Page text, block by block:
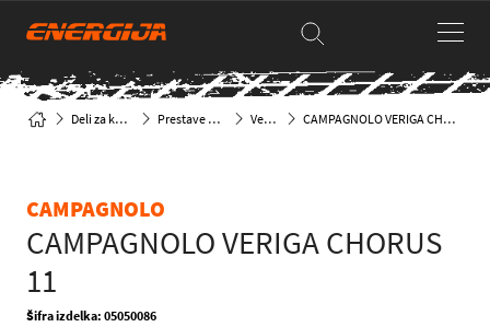
Deli za kolesa Prestave & deli Verige CAMPAGNOLO VERIGA CHORUS 11
CAMPAGNOLO
CAMPAGNOLO VERIGA CHORUS
11
Šifra izdelka: 05050086